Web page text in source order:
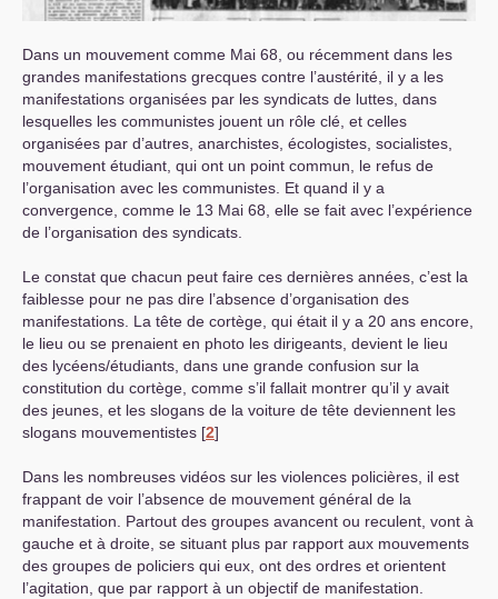
Dans un mouvement comme Mai 68, ou récemment dans les
grandes manifestations grecques contre l’austérité, il y a les
manifestations organisées par les syndicats de luttes, dans
lesquelles les communistes jouent un rôle clé, et celles
organisées par d’autres, anarchistes, écologistes, socialistes,
mouvement étudiant, qui ont un point commun, le refus de
l’organisation avec les communistes. Et quand il y a
convergence, comme le 13 Mai 68, elle se fait avec l’expérience
de l’organisation des syndicats.
Le constat que chacun peut faire ces dernières années, c’est la
faiblesse pour ne pas dire l’absence d’organisation des
manifestations. La tête de cortège, qui était il y a 20 ans encore,
le lieu ou se prenaient en photo les dirigeants, devient le lieu
des lycéens/étudiants, dans une grande confusion sur la
constitution du cortège, comme s’il fallait montrer qu’il y avait
des jeunes, et les slogans de la voiture de tête deviennent les
slogans mouvementistes [2]
Dans les nombreuses vidéos sur les violences policières, il est
frappant de voir l’absence de mouvement général de la
manifestation. Partout des groupes avancent ou reculent, vont à
gauche et à droite, se situant plus par rapport aux mouvements
des groupes de policiers qui eux, ont des ordres et orientent
l’agitation, que par rapport à un objectif de manifestation.